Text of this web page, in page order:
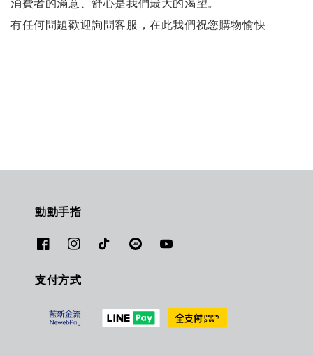
消費者的滿意、舒心是我們最大的渴望。
有任何問題歡迎詢問客服，在此我們祝您購物愉快
動動手指
支付方式